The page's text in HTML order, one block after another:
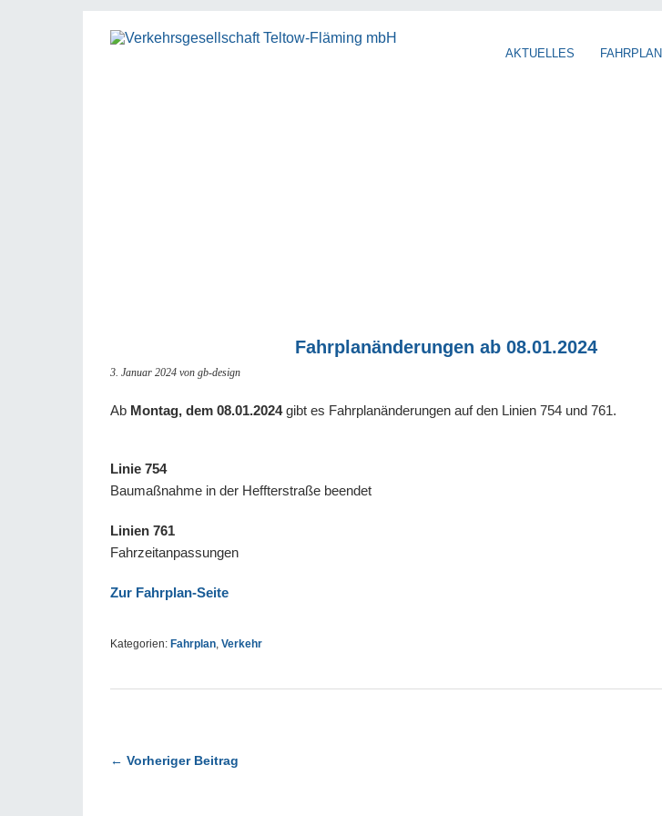
AKTUELLES FAHRPLAN
Fahrplanänderungen ab 08.01.2024
3. Januar 2024 von gb-design
Ab Montag, dem 08.01.2024gibt es Fahrplanänderungen auf den Linien 754 und 761.
Linie 754
Baumaßnahme in der Heffterstraße beendet
Linien 761
Fahrzeitanpassungen
Zur Fahrplan-Seite
Kategorien: Fahrplan Verkehr
← Vorheriger Beitrag